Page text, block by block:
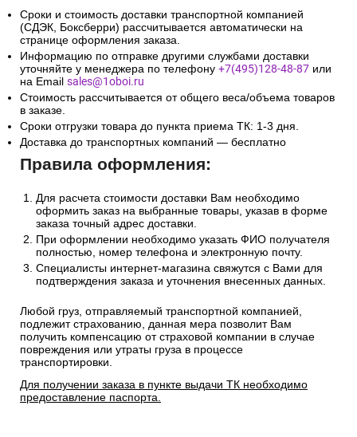
Сроки и стоимость доставки транспортной компанией
(СДЭК, Боксберри) рассчитывается автоматически на
странице оформления заказа.
Информацию по отправке другими службами доставки
уточняйте у менеджера по телефону +7(495)128-48-87 или
на Email sales@1oboi.ru
Стоимость рассчитывается от общего веса/объема товаров
в заказе.
Сроки отгрузки товара до пункта приема ТК: 1-3 дня.
Доставка до транспортных компаний — бесплатно
Правила оформления:
Для расчета стоимости доставки Вам необходимо
оформить заказ на выбранные товары, указав в форме
заказа точный адрес доставки.
При оформлении необходимо указать ФИО получателя
полностью, номер телефона и электронную почту.
Специалисты интернет-магазина свяжутся с Вами для
подтверждения заказа и уточнения внесенных данных.
Любой груз, отправляемый транспортной компанией,
подлежит страхованию, данная мера позволит Вам
получить компенсацию от страховой компании в случае
повреждения или утраты груза в процессе
транспортировки.
Для получении заказа в пункте выдачи ТК необходимо
предоставление паспорта.